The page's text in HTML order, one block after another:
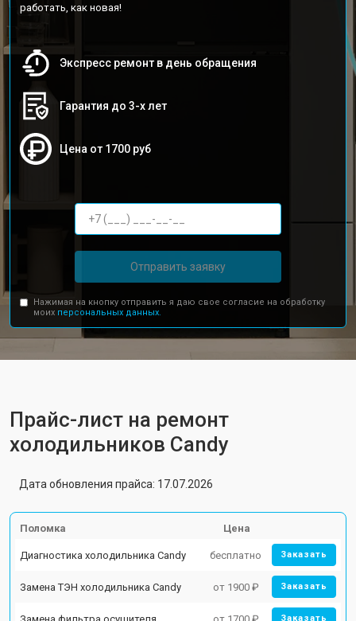
работать, как новая!
Экспресс ремонт в день обращения
Гарантия до 3-х лет
Цена от 1700 руб
Отправить заявку
Нажимая на кнопку отправить я даю свое согласие на обработку
моих персональных данных.
Прайс-лист на ремонт
холодильников Candy
Дата обновления прайса: 17.07.2026
Поломка Цена
Диагностика холодильника Candy бесплатно Заказать
Замена ТЭН холодильника Candy от 1900 ₽ Заказать
Замена фильтра осушителя от 1700 ₽ Заказать